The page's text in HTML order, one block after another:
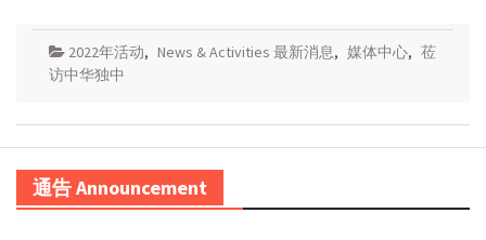
2022年活动, News & Activities 最新消息, 媒体中心, 莅
访中华独中
通告 Announcement